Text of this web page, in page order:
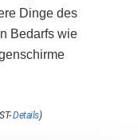
Dinge des
Bedarfs wie
Details)